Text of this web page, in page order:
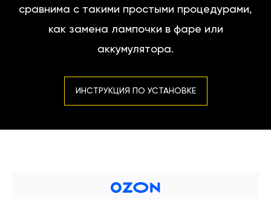
сравнима с такими простыми процедурами,
как замена лампочки в фаре или
аккумулятора.
ИНСТРУКЦИЯ ПО УСТАНОВКЕ